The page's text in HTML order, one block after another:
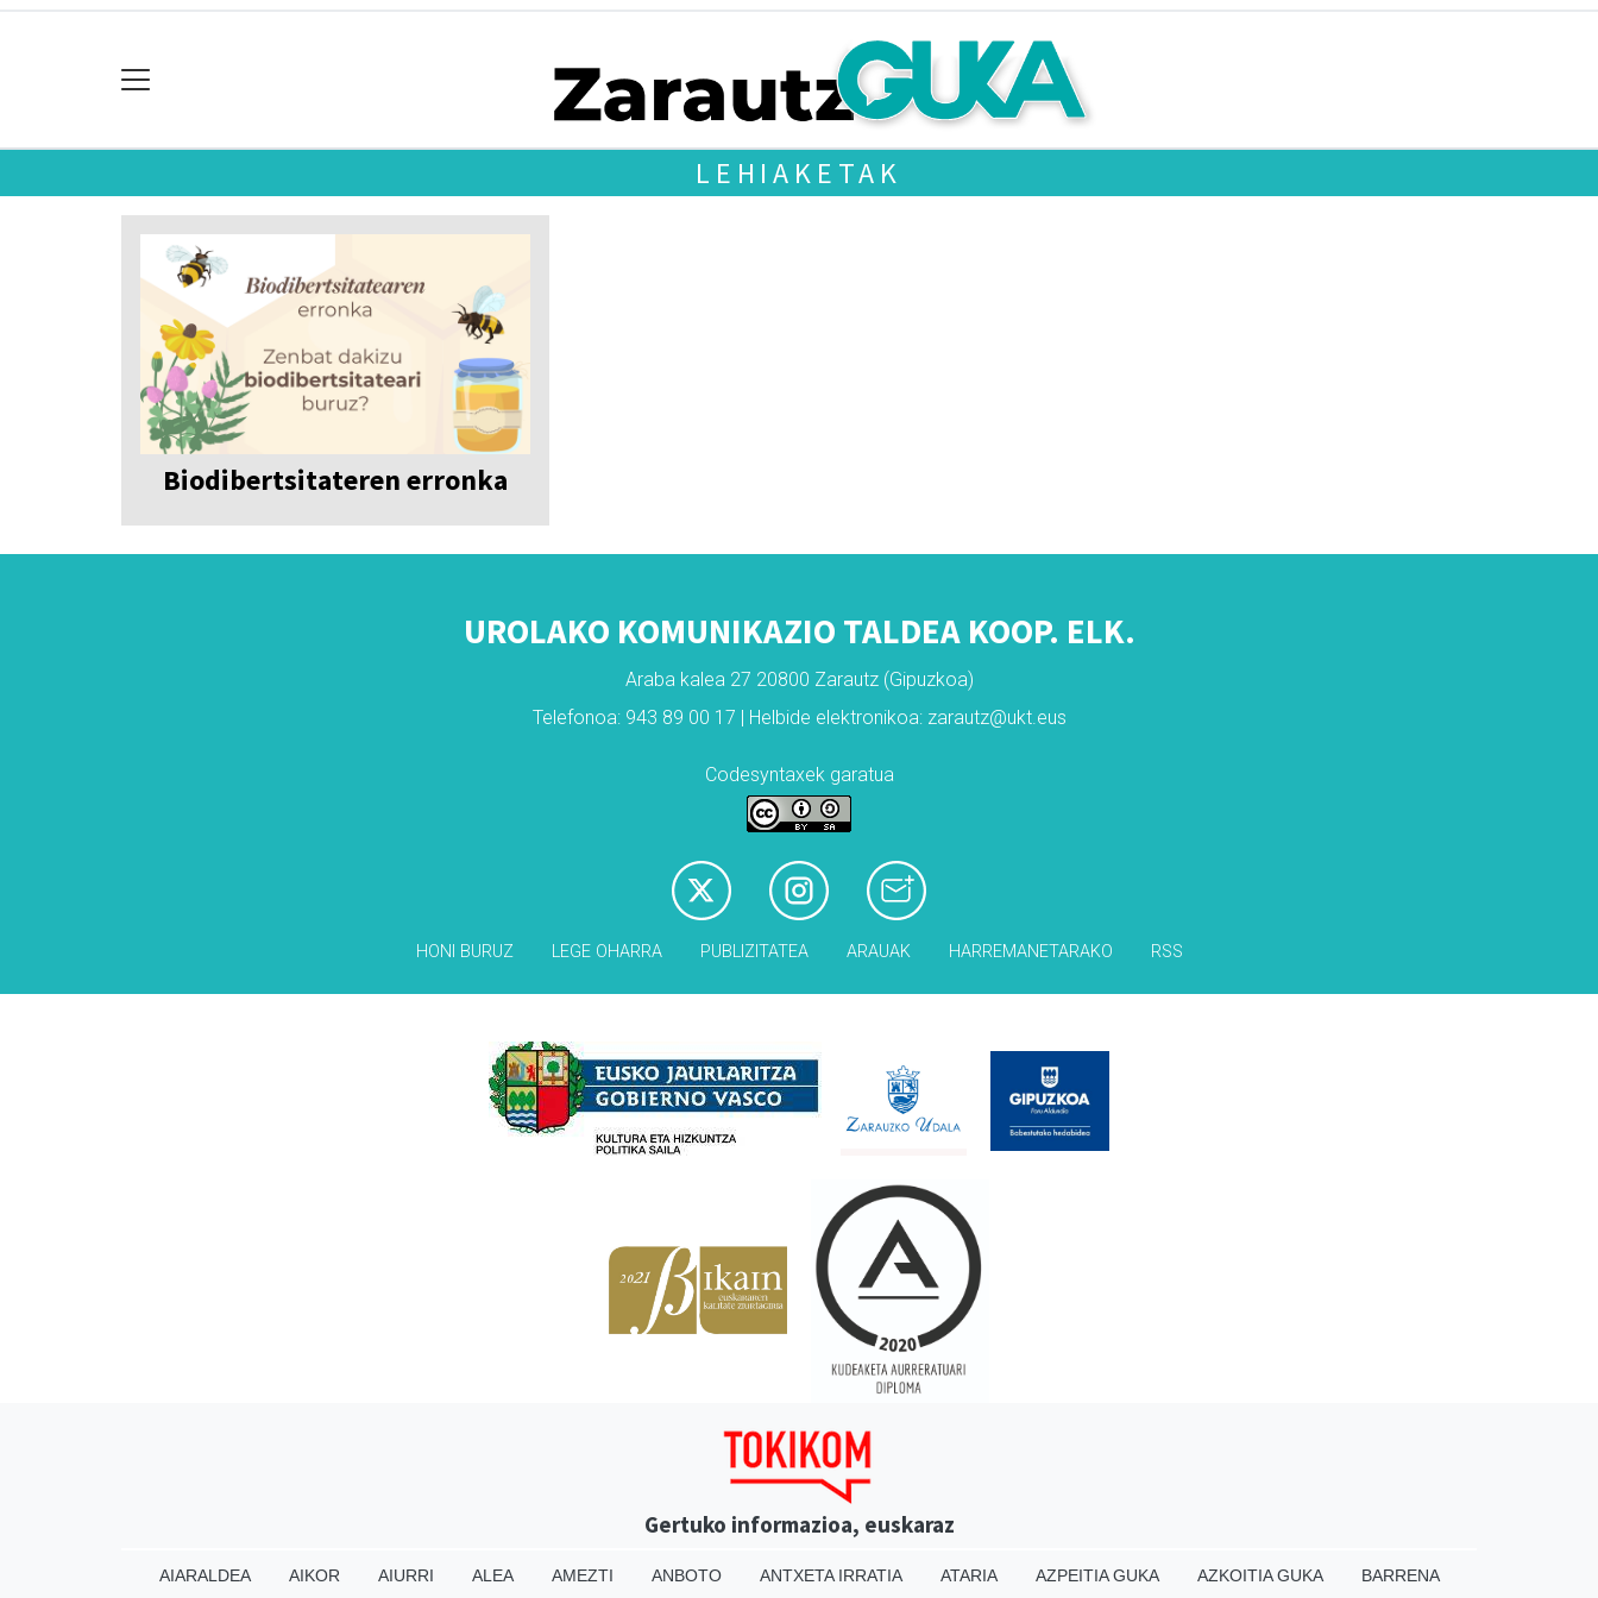
LEHIAKETAK
Biodibertsitateren erronka
UROLAKO KOMUNIKAZIO TALDEA KOOP. ELK.
Araba kalea 27 20800 Zarautz (Gipuzkoa)
Telefonoa: 943 89 00 17 | Helbide elektronikoa: zarautz@ukt.eus
Codesyntaxek garatua
HONI BURUZ LEGE OHARRA PUBLIZITATEA ARAUAK HARREMANETARAKO RSS
Gertuko informazioa, euskaraz
AIARALDEA AIKOR AIURRI ALEA AMEZTI ANBOTO ANTXETA IRRATIA ATARIA AZPEITIA GUKA AZKOITIA GUKA BARRENA